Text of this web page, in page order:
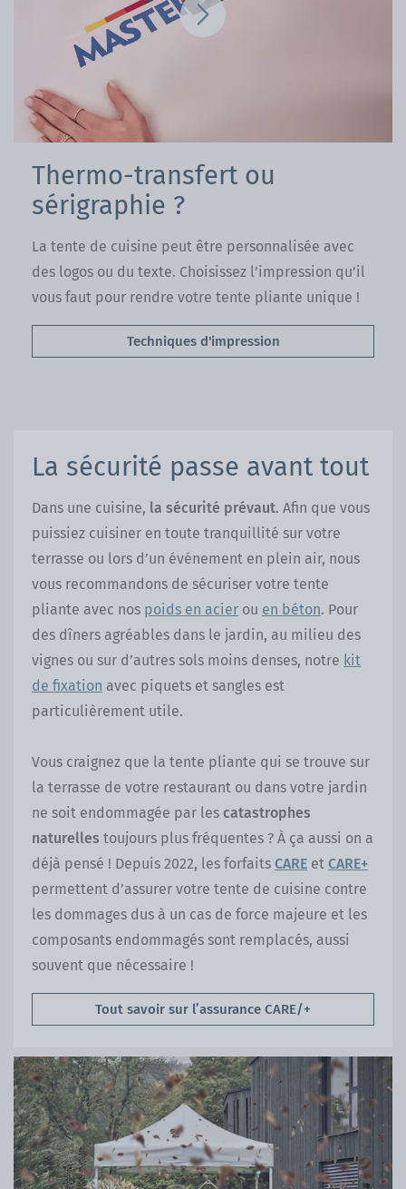
Thermo-transfert ou
sérigraphie ?
La tente de cuisine peut être personnalisée avec
des logos ou du texte. Choisissez l’impression qu’il
vous faut pour rendre votre tente pliante unique !
Techniques d'impression
La sécurité passe avant tout
Dans une cuisine, la sécurité prévaut. Afin que vous
puissiez cuisiner en toute tranquillité sur votre
terrasse ou lors d’un événement en plein air, nous
vous recommandons de sécuriser votre tente
pliante avec nos poids en acier ou en béton. Pour
des dîners agréables dans le jardin, au milieu des
vignes ou sur d’autres sols moins denses, notre kit
de fixation avec piquets et sangles est
particulièrement utile.
Vous craignez que la tente pliante qui se trouve sur
la terrasse de votre restaurant ou dans votre jardin
ne soit endommagée par les catastrophes
naturelles toujours plus fréquentes ? À ça aussi on a
déjà pensé ! Depuis 2022, les forfaits CARE et CARE+
permettent d’assurer votre tente de cuisine contre
les dommages dus à un cas de force majeure et les
composants endommagés sont remplacés, aussi
souvent que nécessaire !
Tout savoir sur l’assurance CARE/+